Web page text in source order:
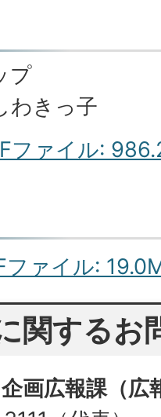
プ
わきっ子
ファイル:
ファイル:
関するお
画広報課（広